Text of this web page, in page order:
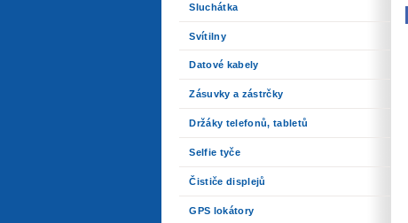
Sluchátka
Svítilny
Datové kabely
Zásuvky a zástrčky
Držáky telefonů, tabletů
Selfie tyče
Čističe displejů
GPS lokátory